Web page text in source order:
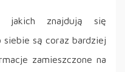
jakich znajdują się
są coraz bardziej
zamieszczone na